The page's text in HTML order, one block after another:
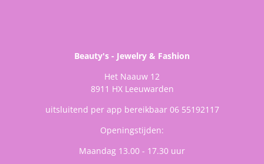
Beauty's - Jewelry & Fashion
Het Naauw 12
8911 HX Leeuwarden
uitsluitend per app bereikbaar 06 55192117
Openingstijden:
Maandag 13.00 - 17.30 uur